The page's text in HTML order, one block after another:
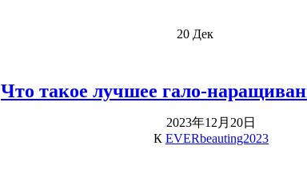
20 Дек
Что такое лучшее гало-
2023年12月20日
К EVERbeauting2023